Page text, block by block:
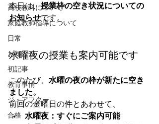
高校教科について
家庭教師指導について
日常
お知らせ
初記事
教育事情
ジ・アフター
合格
本日は、授業枠の空き状況についての
お知らせです。
水曜夜の授業も案内可能です
このたび、 水曜の夜の枠が新たに空き
ました。
前回の金曜日の件とあわせて、
水曜夜：すぐにご案内可能